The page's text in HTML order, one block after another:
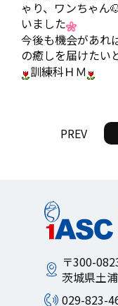
ゃり、ワンちゃん
いました
今後も機会があれ
の癒しを届けたい
訓練科ＨＭ
PREV
〒300-
茨城県土
029-823-